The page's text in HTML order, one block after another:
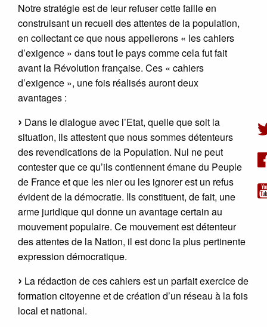
Notre stratégie est de leur refuser cette faille en
construisant un recueil des attentes de la population,
en collectant ce que nous appellerons « les cahiers
d’exigence » dans tout le pays comme cela fut fait
avant la Révolution française. Ces « cahiers
d’exigence », une fois réalisés auront deux
avantages :
Dans le dialogue avec l’Etat, quelle que soit la
situation, ils attestent que nous sommes détenteurs
des revendications de la Population. Nul ne peut
contester que ce qu’ils contiennent émane du Peuple
de France et que les nier ou les ignorer est un refus
évident de la démocratie. Ils constituent, de fait, une
arme juridique qui donne un avantage certain au
mouvement populaire. Ce mouvement est détenteur
des attentes de la Nation, il est donc la plus pertinente
expression démocratique.
La rédaction de ces cahiers est un parfait exercice de
formation citoyenne et de création d’un réseau à la fois
local et national.